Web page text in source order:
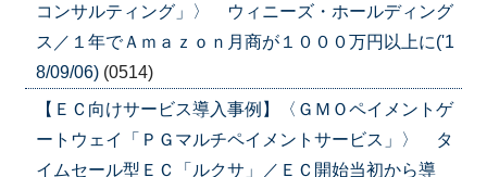
コンサルティング」〉 ウィニーズ・ホールディング
ス／１年でＡｍａｚｏｎ月商が１０００万円以上に('1
8/09/06) (0514)
【ＥＣ向けサービス導入事例】〈ＧＭＯペイメントゲ
ートウェイ「ＰＧマルチペイメントサービス」〉 タ
イムセール型ＥＣ「ルクサ」／ＥＣ開始当初から導